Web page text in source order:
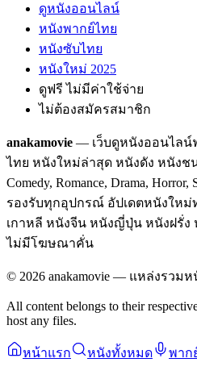
ดูหนังออนไลน์
หนังพากย์ไทย
หนังซับไทย
หนังใหม่ 2025
ดูฟรี ไม่มีค่าใช้จ่าย
ไม่ต้องสมัครสมาชิก
anakamovie — เว็บดูหนังออนไลน์
ไทย หนังใหม่ล่าสุด หนังดัง หนังช
Comedy, Romance, Drama,
รองรับทุกอุปกรณ์ อัปเดตหนังใหม่
เกาหลี หนังจีน หนังญี่ปุ่น หนังฝรั่ง
ไม่มีโฆษณาคั่น
© 2026 anakamovie — แหล่งรวม
All content belongs to their
host any files.
หน้าแรก หนังทั้งหมด พาก